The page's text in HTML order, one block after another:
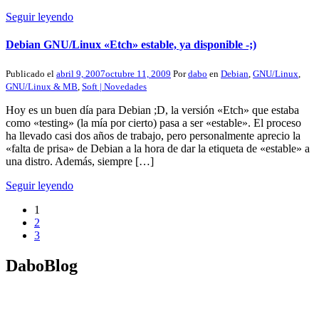
Seguir leyendo
Debian GNU/Linux «Etch» estable, ya disponible -;)
Publicado el abril 9, 2007octubre 11, 2009 Pordabo en Debian GNU/Linux
GNU/Linux & MB Soft | Novedades
Hoy es un buen día para Debian ;D, la versión «Etch» que estaba
como «testing» (la mía por cierto) pasa a ser «estable». El proceso
ha llevado casi dos años de trabajo, pero personalmente aprecio la
«falta de prisa» de Debian a la hora de dar la etiqueta de «estable» a
una distro. Además, siempre […]
Seguir leyendo
1
2
3
DaboBlog